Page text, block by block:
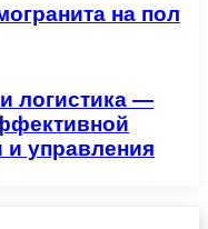
на пол
логистика —
и управления